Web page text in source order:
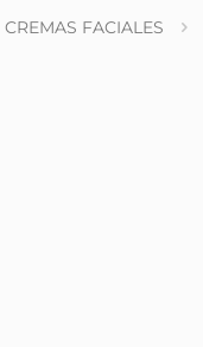
CREMAS FACIALES